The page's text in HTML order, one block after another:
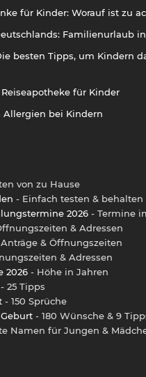
für Kinder: Worauf ist zu
Familienurlaub
besten Tipps, um Kindern
für Kinder
Allergien bei Kindern
von zu Hause
- Einfach testen & behalten
2026 - Termine
& Adressen
& Öffnungszeiten
& Adressen
2026 - Höhe in Jahren
- 25 Tipps
- 150 Sprüche
- 180 Wünsche & 9
Namen für Jungen &